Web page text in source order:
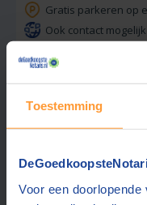
Toestemming
Voor een
Gratis parkeren op
Ook contact
Bekwaam,